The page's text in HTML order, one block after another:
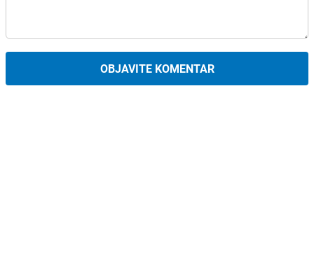
OBJAVITE KOMENTAR